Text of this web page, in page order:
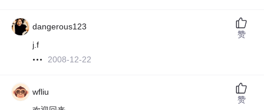
dangerous123
j.f
2008-12-22
赞
wfliu
赞